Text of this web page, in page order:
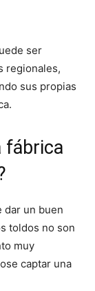
ser
regionales,
sus propias
fábrica
dar un buen
toldos no son
muy
captar una